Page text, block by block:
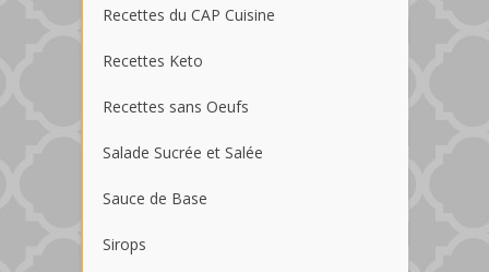
Recettes du CAP Cuisine
Recettes Keto
Recettes sans Oeufs
Salade Sucrée et Salée
Sauce de Base
Sirops